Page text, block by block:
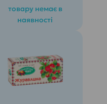
пак.)
товару немає в
наявності